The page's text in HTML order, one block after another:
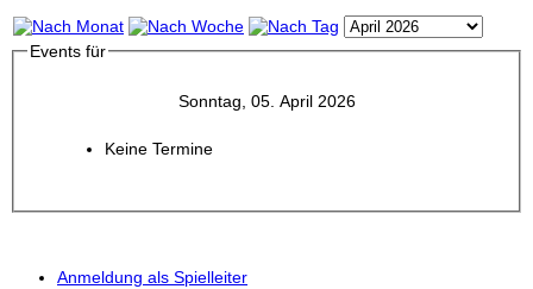
Events für
Sonntag, 05. April 2026
Keine Termine
Anmeldung als Spielleiter